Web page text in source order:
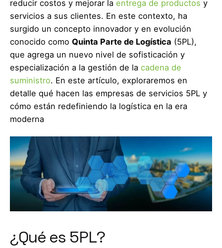
reducir costos y mejorar la entrega de productos y
servicios a sus clientes. En este contexto, ha
surgido un concepto innovador y en evolución
conocido como Quinta Parte de Logística (5PL),
que agrega un nuevo nivel de sofisticación y
especialización a la gestión de la cadena de
suministro. En este artículo, exploraremos en
detalle qué hacen las empresas de servicios 5PL y
cómo están redefiniendo la logística en la era
moderna
¿Qué es 5PL?